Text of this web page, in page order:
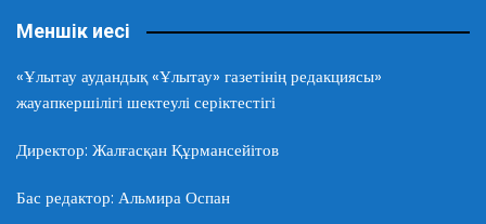
Меншік иесі
«Ұлытау аудандық «Ұлытау» газетінің редакциясы»
жауапкершілігі шектеулі серіктестігі
Директор: Жалғасқан Құрмансейітов
Бас редактор: Альмира Оспан